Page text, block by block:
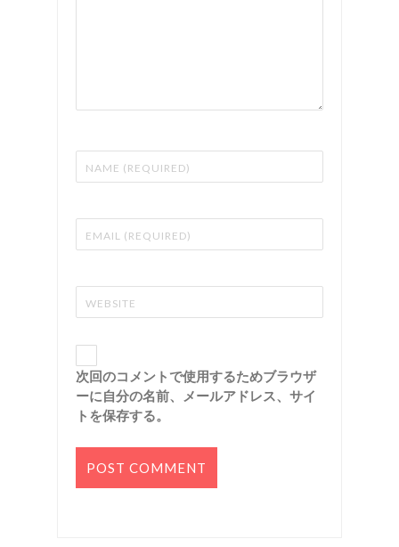
次回のコメントで使用するためブラウザ
ーに自分の名前、メールアドレス、サイ
トを保存する。